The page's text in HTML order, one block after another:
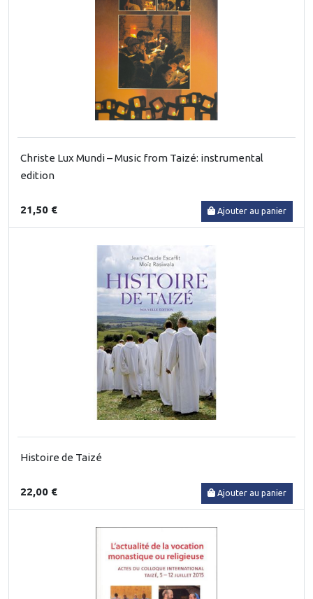
Christe Lux Mundi – Music from Taizé: instrumental
edition
21,50 € Ajouter au panier
Histoire de Taizé
22,00 € Ajouter au panier